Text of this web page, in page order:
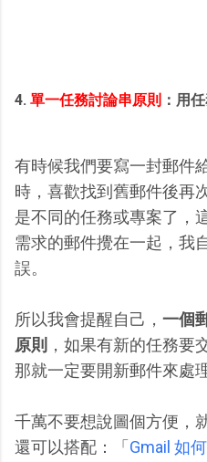
4. 單一任務討論串原則 ：用
有時候我們要寫一封郵件
時，喜歡找到舊郵件後再
是不同的任務或專案了，
需求的郵件攪在一起，我
誤。
所以我會提醒自己， 一個
原則 ，如果有新的任務要
那就一定要開新郵件來處理
千萬不要想說圖個方便，
還可以搭配：「 Gmail 如